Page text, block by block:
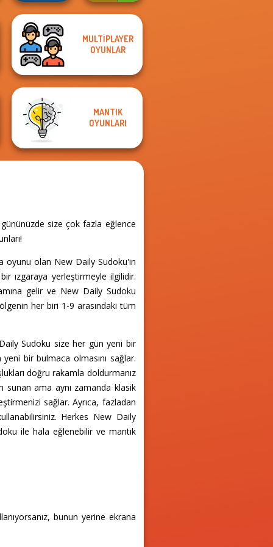
Wordmeister Mini Steps
MULTIPLAYER
OYUNLAR
MANTIK
OYUNLARI
size çok fazla eğlence
oyunu olan New Daily Sudoku'in
ızgaraya yerleştirmeyle ilgilidir.
gelir ve New Daily Sudoku
her biri 1-9 arasındaki tüm
Sudoku size her gün yeni bir
bir bulmaca olmasını sağlar.
doğru rakamla doldurmanız
sunan ama aynı zamanda klasik
sağlar. Ayrıca, fazladan
Herkes New Daily
ile hala eğlenebilir ve mantık
bunun yerine ekrana